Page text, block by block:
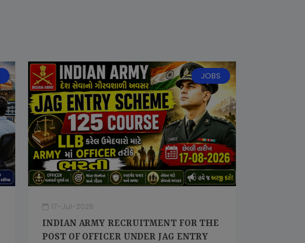
JOBS
17-Jul-2026
INDIAN ARMY RECRUITMENT FOR THE
POST OF OFFICER UNDER JAG ENTRY